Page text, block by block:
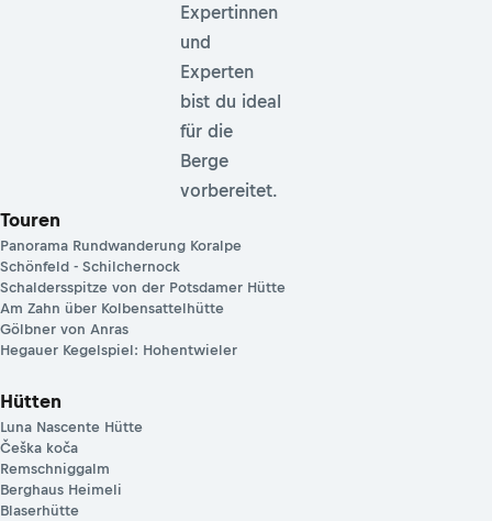
Expertinnen
und
Experten
bist du ideal
für die
Berge
vorbereitet.
Touren
Panorama Rundwanderung Koralpe
Schönfeld - Schilchernock
Schaldersspitze von der Potsdamer Hütte
Am Zahn über Kolbensattelhütte
Gölbner von Anras
Hegauer Kegelspiel: Hohentwieler
Hütten
Luna Nascente Hütte
Češka koča
Remschniggalm
Berghaus Heimeli
Blaserhütte